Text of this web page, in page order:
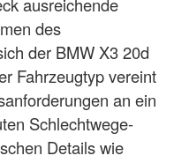
des
der BMW X3 20d
Fahrzeugtyp vereint
an ein
Schlechtwege-
Details wie